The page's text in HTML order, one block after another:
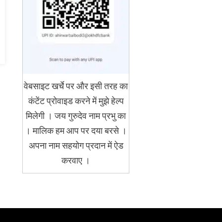
वेबसाइट खर्चे पर और इसी तरह का
कंटेंट प्रोवाइड करने में मुझे हेल्प
मिलेगी । जय गुरुदेव नाम प्रभु का
। मालिक हम आप पर दया बरसे ।
अपना नाम सहयोग प्रदान में ऐड
करवाए ।